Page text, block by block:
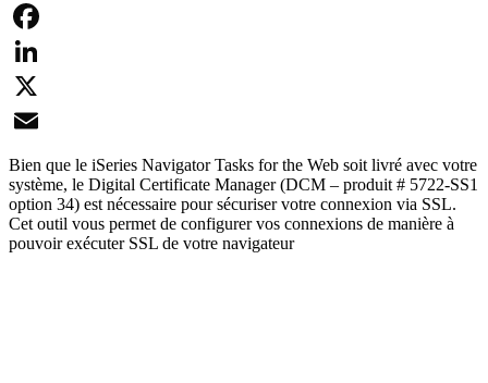
Facebook
LinkedIn
X
Email
Bien que le iSeries Navigator Tasks for the Web soit livré avec votre
système, le Digital Certificate Manager (DCM – produit # 5722-SS1
option 34) est nécessaire pour sécuriser votre connexion via SSL.
Cet outil vous permet de configurer vos connexions de manière à
pouvoir exécuter SSL de votre navigateur